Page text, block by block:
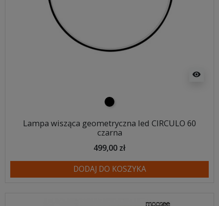
visibility
czarny
Lampa wisząca geometryczna led CIRCULO 60
czarna
499,00 zł
DODAJ DO KOSZYKA